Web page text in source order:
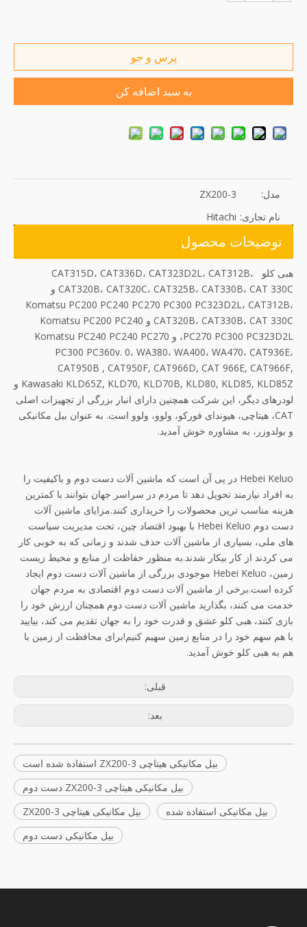
پرس و جو
به سبد اضافه کن
مدل:
ZX200-3
نام تجاری: Hitachi
توضیحات محصول
هبی کلو CAT315D، CAT336D، CAT323D2L، CAT312B،
CAT320B، CAT320C، CAT325B، CAT330B، CAT 330C و
Komatsu PC200 PC240 PC270 PC300 PC323D2L، CAT312B،
CAT320B، CAT330B، CAT 330C و Komatsu PC200 PC240
PC270 PC300 PC323D2L، و Komatsu PC240 PC240 PC270
PC300 PC360v. 0، WA380، WA400، WA470، CAT936E،
CAT950B , CAT950F, CAT966D, CAT 966E, CAT966F,
Kawasaki KLD65Z, KLD70, KLD70B, KLD80, KLD85, KLD85Z و
لودرهای دیگر، این شرکت همچنین دارای انبار بزرگی از تجهیزات اصلی
CAT، هیتاچی، هیوندای فورکو، ولوو، ولوو است. به عنوان بیل مکانیکی
و بولدوزر، به مشاوره خوش آمدید.
Hebei Keluo در پی آن است که ماشین آلات دست دوم و باکیفیت را
به افراد نیازمند تحویل دهد تا مردم در سراسر جهان بتوانند با کمترین
هزینه مناسب ترین محصولات را خریداری کنند.مزایای ماشین آلات
دست دوم Hebei Keluo با بهبود اقتصاد چین، تحت مدیریت سیاست
های ملی، بسیاری از ماشین آلات حذف شدند و زمانی که به خوبی کار
می کردند از کار بیکار شدند.به منظور حفاظت از منابع و محیط زیست
زمین، Hebei Keluo موجودی بزرگی از ماشین آلات دست دوم ایجاد
کرده است.برخی از ماشین آلات دست دوم اقتصادی به مردم جهان
خدمت می کنند، بگذارید ماشین آلات دست دوم همچنان ارزش خود را
بازی کنند، هبی کلو عشق و قدرت خود را به جهان تقدیم می کند، بیایید
با هم سهم خود را در منابع زمین سهیم کنیم!برای محافظت از زمین با
هم به هبی کلو خوش آمدید.
قبلی:
بعد:
بیل مکانیکی هیتاچی ZX200-3 استفاده شده است
بیل مکانیکی هیتاچی ZX200-3 دست دوم
بیل مکانیکی هیتاچی ZX200-3
بیل مکانیکی استفاده شده
بیل مکانیکی دست دوم